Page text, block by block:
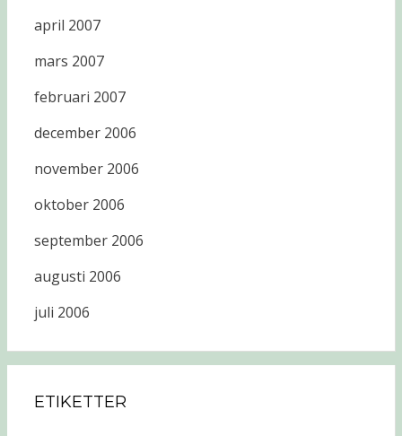
april 2007
mars 2007
februari 2007
december 2006
november 2006
oktober 2006
september 2006
augusti 2006
juli 2006
ETIKETTER